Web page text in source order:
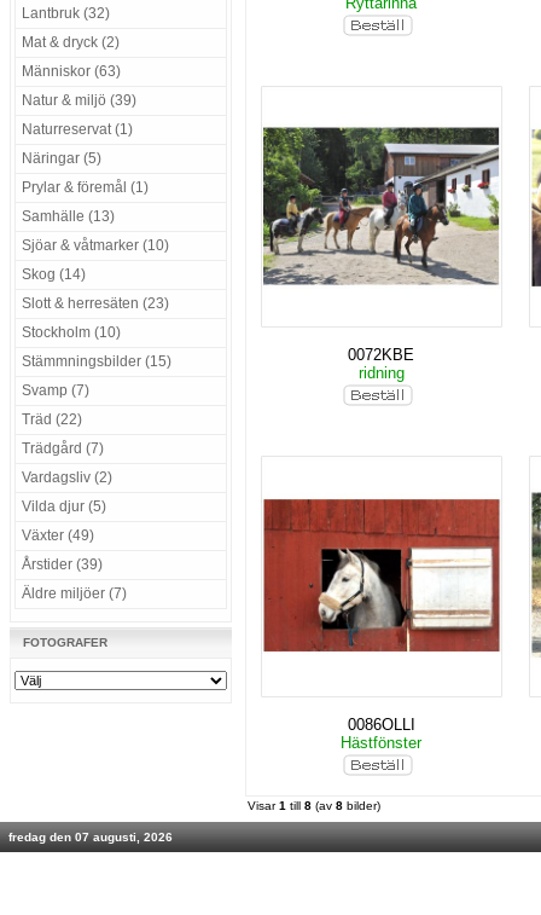
Lantbruk (32)
Mat & dryck (2)
Människor (63)
Natur & miljö (39)
Naturreservat (1)
Näringar (5)
Prylar & föremål (1)
Samhälle (13)
Sjöar & våtmarker (10)
Skog (14)
Slott & herresäten (23)
Stockholm (10)
Stämmningsbilder (15)
Svamp (7)
Träd (22)
Trädgård (7)
Vardagsliv (2)
Vilda djur (5)
Växter (49)
Årstider (39)
Äldre miljöer (7)
FOTOGRAFER
0072KBE
ridning
0086OLLI
Hästfönster
Visar1 till 8 (av 8 bilder)
fredag den 07 augusti, 2026